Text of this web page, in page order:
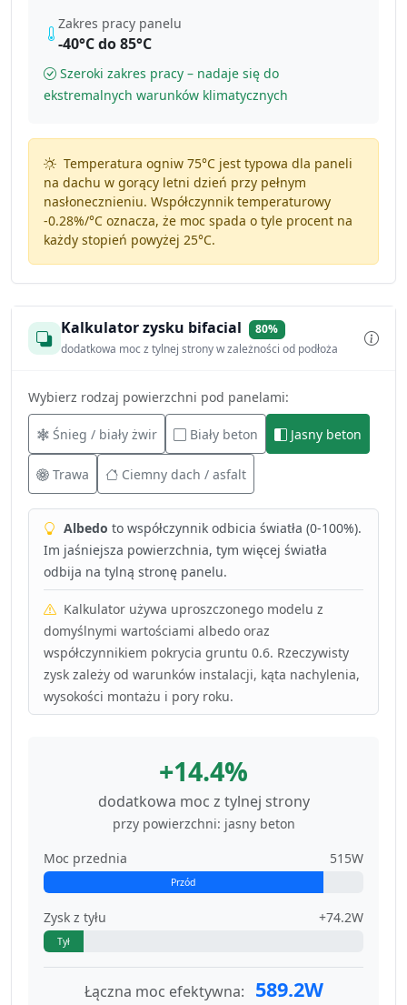
Zakres pracy panelu
-40°C do 85°C
Szeroki zakres pracy – nadaje się do
ekstremalnych warunków klimatycznych
Temperatura ogniw 75°C jest typowa dla paneli
na dachu w gorący letni dzień przy pełnym
nasłonecznieniu. Współczynnik temperaturowy
-0.28%/°Coznacza, że moc spada o tyle procent na
każdy stopień powyżej 25°C.
Kalkulator zysku bifacial
80%
dodatkowa moc z tylnej strony w zależności od podłoża
Wybierz rodzaj powierzchni pod panelami:
Śnieg / biały żwir Biały beton Jasny beton
Trawa Ciemny dach / asfalt
Albedo to współczynnik odbicia światła (0-100%).
Im jaśniejsza powierzchnia, tym więcej światła
odbija na tylną stronę panelu.
Kalkulator używa uproszczonego modelu z
domyślnymi wartościami albedo oraz
współczynnikiem pokrycia gruntu 0.6. Rzeczywisty
zysk zależy od warunków instalacji, kąta nachylenia,
wysokości montażu i pory roku.
+14.4%
dodatkowa moc z tylnej strony
przy powierzchni: jasny beton
Moc przednia
515W
Przód
Zysk z tyłu +74.2W
Tył
Łączna moc efektywna: 589.2W